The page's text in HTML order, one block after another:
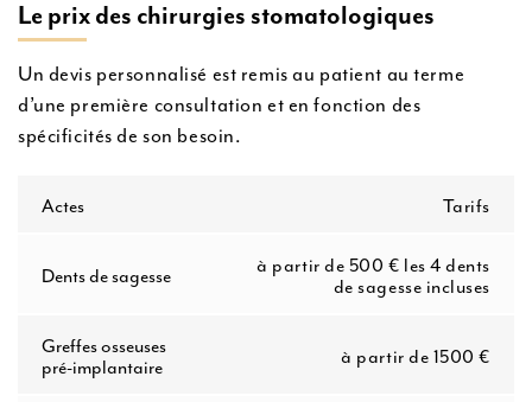
Le prix des chirurgies stomatologiques
Un devis personnalisé est remis au patient au terme
d’une première consultation et en fonction des
spécificités de son besoin.
Actes Tarifs
Dents de sagesse
à partir de 500 € les 4 dents
de sagesse incluses
Greffes osseuses
pré-implantaire
à partir de 1500 €